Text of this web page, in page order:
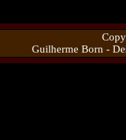
Guilherme Born -